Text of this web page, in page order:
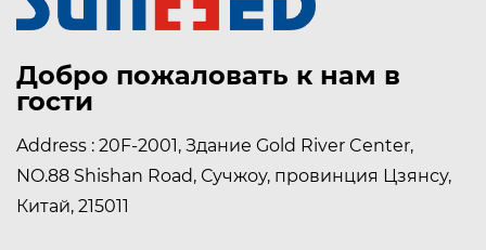
Добро пожаловать к нам в
гости
Address : 20F-2001, Здание Gold River Center,
NO.88 Shishan Road, Сучжоу, провинция Цзянсу,
Китай, 215011